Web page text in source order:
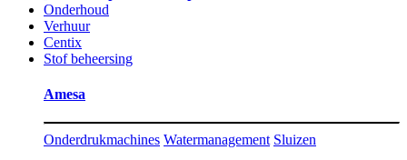
Onderhoud
Verhuur
Centix
Stof beheersing
Amesa
Onderdrukmachines Watermanagement Sluizen